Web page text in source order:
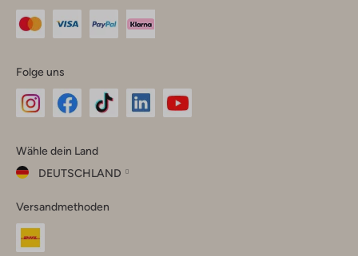
Folge uns
Instagram
Facebook
TikTok
Wähle dein Land
DEUTSCHLAND
dein
Land
Versandmethoden